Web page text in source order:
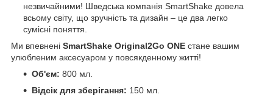
незвичайними! Шведська компанія SmartShake довела
всьому світу, що зручність та дизайн – це два легко
сумісні поняття.
Ми впевнені SmartShake Original2Go ONE стане вашим
улюбленим аксесуаром у повсякденному житті!
Об'єм: 800 мл.
Відсік для зберігання: 150 мл.